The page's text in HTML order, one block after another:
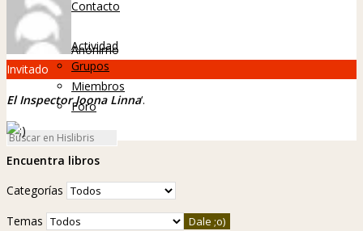
Contacto
Hislibreños
Actividad
Grupos
Miembros
Foro
Anónimo
Invitado
El Inspector Joona Linna‘.
Encuentra libros
Categorías
Temas